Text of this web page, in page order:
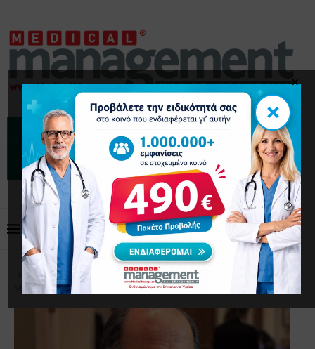
Home Επικαιρότητα
Εθνικός Οργανισμός
Μεταμοσχεύσεων: Ξανά Πρόεδρος ο Γ.Παπαθεοδωρίδης
×
×